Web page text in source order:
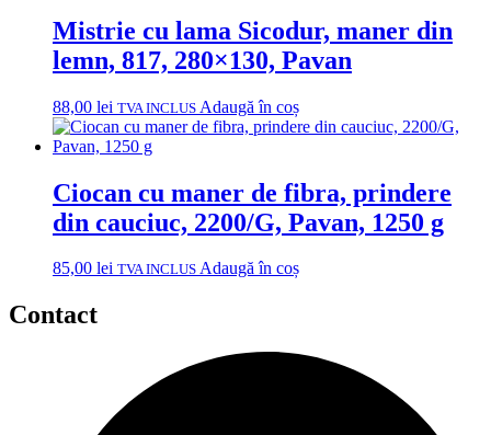
Mistrie cu lama Sicodur, maner din
lemn, 817, 280×130, Pavan
88,00 lei TVA INCLUS Adaugă în coș
Ciocan cu maner de fibra, prindere
din cauciuc, 2200/G, Pavan, 1250 g
85,00 lei TVA INCLUS Adaugă în coș
Contact